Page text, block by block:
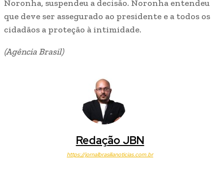
Noronha, suspendeu a decisão. Noronha entendeu
que deve ser assegurado ao presidente e a todos os
cidadãos a proteção à intimidade.
(Agência Brasil)
Redação JBN
https://jornalbrasilianoticias.com.br